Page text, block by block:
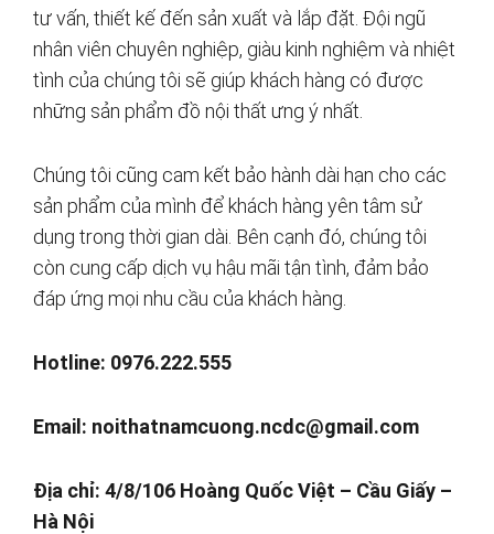
tư vấn, thiết kế đến sản xuất và lắp đặt. Đội ngũ
nhân viên chuyên nghiệp, giàu kinh nghiệm và nhiệt
tình của chúng tôi sẽ giúp khách hàng có được
những sản phẩm đồ nội thất ưng ý nhất.
Chúng tôi cũng cam kết bảo hành dài hạn cho các
sản phẩm của mình để khách hàng yên tâm sử
dụng trong thời gian dài. Bên cạnh đó, chúng tôi
còn cung cấp dịch vụ hậu mãi tận tình, đảm bảo
đáp ứng mọi nhu cầu của khách hàng.
Hotline: 0976.222.555
Email: noithatnamcuong.ncdc@gmail.com
Địa chỉ: 4/8/106 Hoàng Quốc Việt – Cầu Giấy –
Hà Nội